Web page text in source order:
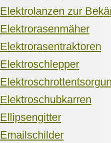
Elektrolanzen zur
Elektrorasenmäher
Elektrorasentraktoren
Elektroschlepper
Elektroschubkarren
Ellipsengitter
Emailschilder